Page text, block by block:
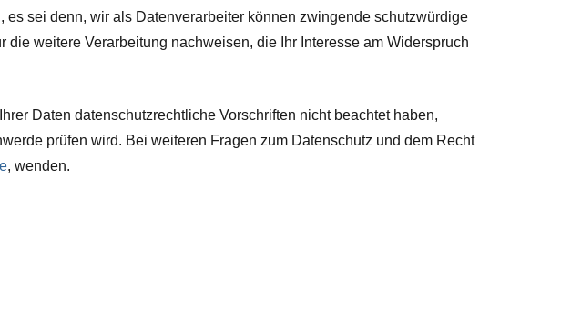
sei denn, wir als Datenverarbeiter können zwingende schutzwürdige
weitere Verarbeitung nachweisen, die Ihr Interesse am Widerspruch
Daten datenschutzrechtliche Vorschriften nicht beachtet haben,
prüfen wird. Bei weiteren Fragen zum Datenschutz und dem Recht
, wenden.